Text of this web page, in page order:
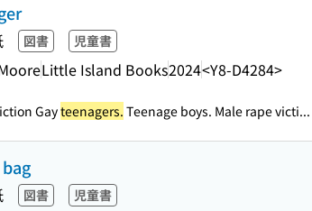
図書 児童書
Little Island Books2024<Y8-D4284>
Gayteenagers. Teenage boys. Male rape victi...
図書 児童書